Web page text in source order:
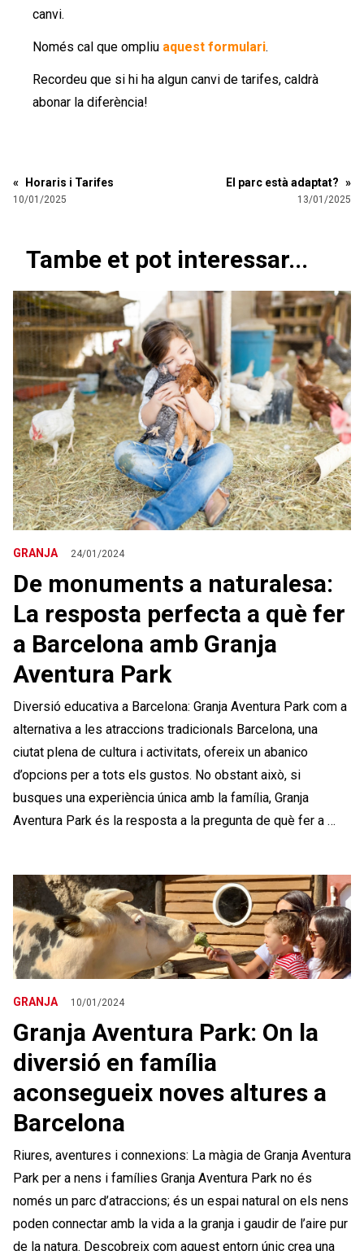
canvi.
Només cal que ompliu aquest formulari.
Recordeu que si hi ha algun canvi de tarifes, caldrà
abonar la diferència!
« Horaris i Tarifes
10/01/2025
El parc està adaptat? »
13/01/2025
Tambe et pot interessar...
GRANJA 24/01/2024
De monuments a naturalesa:
La resposta perfecta a què fer
a Barcelona amb Granja
Aventura Park
Diversió educativa a Barcelona: Granja Aventura Park com a
alternativa a les atraccions tradicionals Barcelona, una
ciutat plena de cultura i activitats, ofereix un abanico
d’opcions per a tots els gustos. No obstant això, si
busques una experiència única amb la família, Granja
Aventura Park és la resposta a la pregunta de què fer a …
GRANJA 10/01/2024
Granja Aventura Park: On la
diversió en família
aconsegueix noves altures a
Barcelona
Riures, aventures i connexions: La màgia de Granja Aventura
Park per a nens i famílies Granja Aventura Park no és
només un parc d’atraccions; és un espai natural on els nens
poden connectar amb la vida a la granja i gaudir de l’aire pur
de la natura. Descobreix com aquest entorn únic crea una